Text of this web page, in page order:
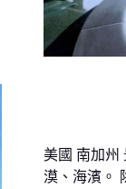
美國 南加州
漠、海濱。